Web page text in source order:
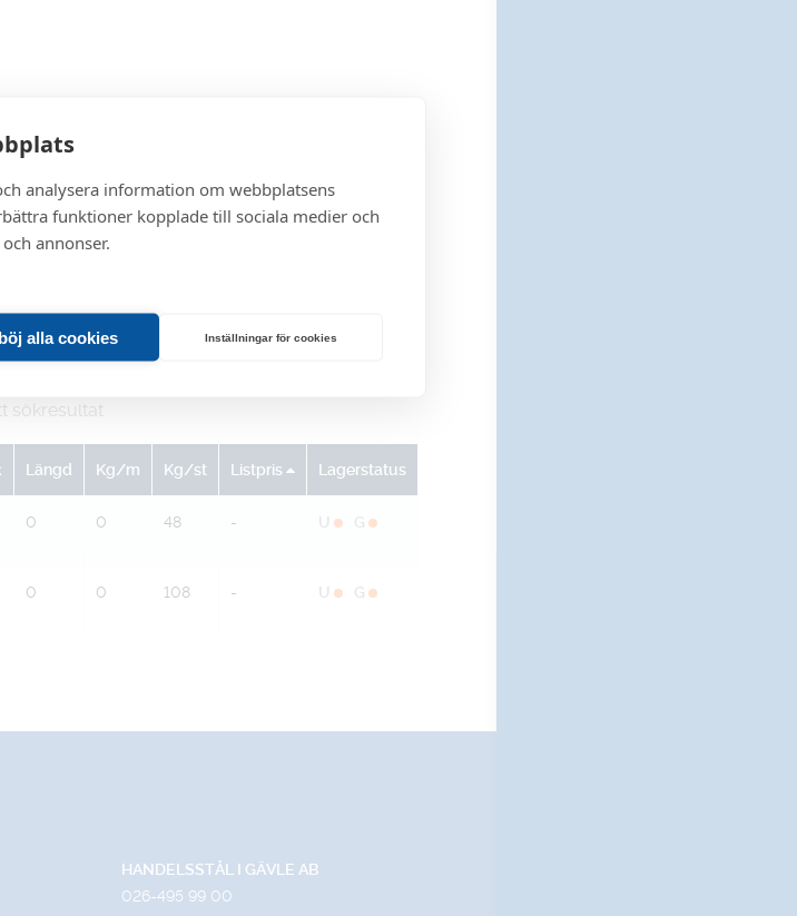
analysera information om webbplatsens
funktioner kopplade till sociala medier och
annonser.
alla cookies Inställningar för cookies
Längd
= Beställningsvara
= Lagerförd vara
sökresultat
Längd Kg/m Kg/st Listpris Lagerstatus
0 0 48 - U G
0 0 108 - U G
HANDELSSTÅL I GÄVLE AB
026-495 99 00